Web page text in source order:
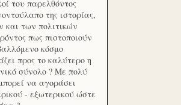
του παρελθόντος
της ιστορίας,
των πολιτικών
πως πιστοποιούν
κόσμο
προς το καλύτερο η
σύνολο ? Με πολύ
να αγοράσει
- εξωτερικού ώστε